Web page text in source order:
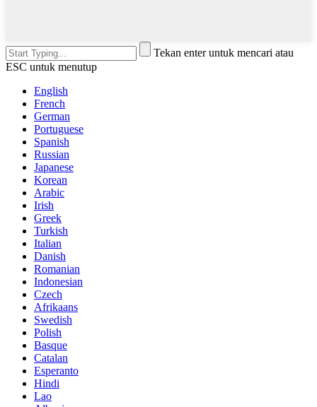
Tekan enter untuk mencari atau
ESC untuk menutup
English
French
German
Portuguese
Spanish
Russian
Japanese
Korean
Arabic
Irish
Greek
Turkish
Italian
Danish
Romanian
Indonesian
Czech
Afrikaans
Swedish
Polish
Basque
Catalan
Esperanto
Hindi
Lao